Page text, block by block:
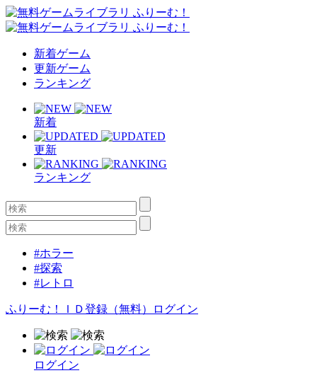
新着ゲーム
更新ゲーム
ランキング
新着
更新
ランキング
#ホラー
#探索
#レトロ
ふりーむ！ＩＤ登録（無料） ログイン
ログイン